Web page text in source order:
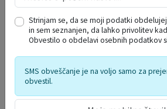
avgust 2026
če
3
10
11 12 13 14
Strinjam se, da se moji podatki
in sem seznanjen, da lahko privolitev
Obvestilo o obdelavi osebnih podatkov
SMS obveščanje je na voljo samo za
obvestil.